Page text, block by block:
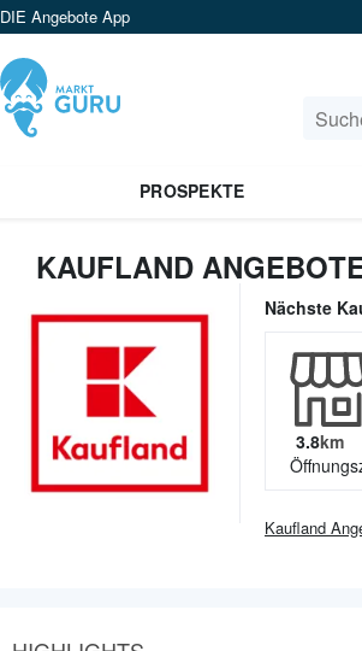
DIE Angebote App
PROSPEKTE
KAUFLAND
Nächste
3.8km
Kaufland